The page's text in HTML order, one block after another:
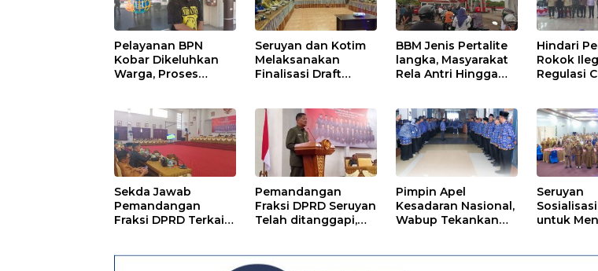
Pelayanan BPN
Kobar Dikeluhkan
Warga, Proses
Kunjung Selesai
Seruyan dan Kotim
Melaksanakan
Finalisasi Draft
BBM Jenis Pertalite
langka, Masyarakat
Rela Antri Hingga
Hindari
Rokok
Regulasi
Sekda Jawab
Pemandangan
Fraksi DPRD Terkait
Pemandangan
Fraksi DPRD Seruyan
Telah ditanggapi,
Ditindaklanjuti
Pimpin Apel
Kesadaran Nasional,
Wabup Tekankan
Seruyan
untuk